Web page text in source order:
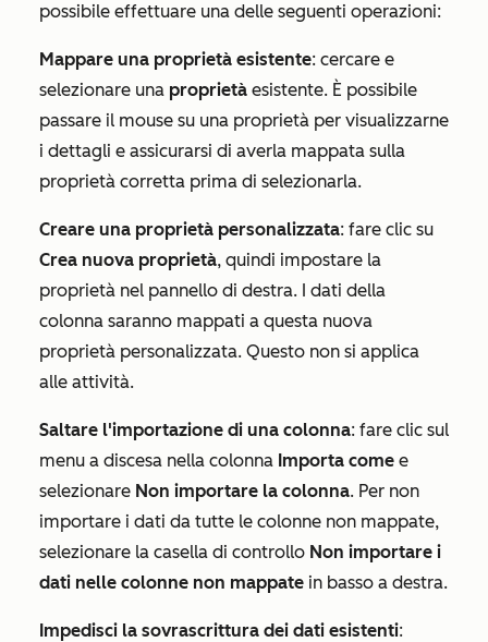
possibile effettuare una delle seguenti operazioni:
Mappare una proprietà esistente: cercare e
selezionare una proprietà esistente. È possibile
passare il mouse su una proprietà per visualizzarne
i dettagli e assicurarsi di averla mappata sulla
proprietà corretta prima di selezionarla.
Creare una proprietà personalizzata: fare clic su
Crea nuova proprietà, quindi impostare la
proprietà nel pannello di destra. I dati della
colonna saranno mappati a questa nuova
proprietà personalizzata. Questo non si applica
alle attività.
Saltare l'importazione di una colonna: fare clic sul
menu a discesa nella colonna Importa come e
selezionare Non importare la colonna. Per non
importare i dati da tutte le colonne non mappate,
selezionare la casella di controllo Non importare i
dati nelle colonne non mappate in basso a destra.
Impedisci la sovrascrittura dei dati esistenti: